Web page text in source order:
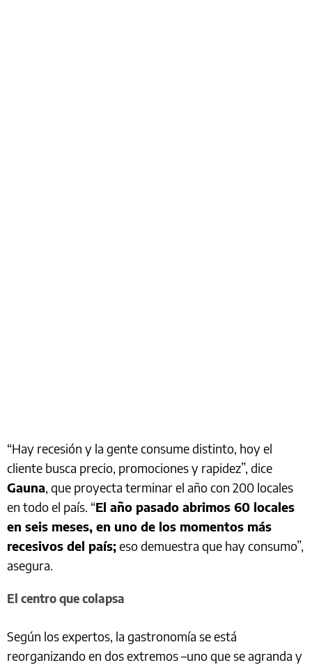
“Hay recesión y la gente consume distinto, hoy el
cliente busca precio, promociones y rapidez”, dice
Gauna, que proyecta terminar el año con 200 locales
en todo el país. “El año pasado abrimos 60 locales
en seis meses, en uno de los momentos más
recesivos del país;eso demuestra que hay consumo”,
asegura.
El centro que colapsa
Según los expertos, la gastronomía se está
reorganizando en dos extremos –uno que se agranda y